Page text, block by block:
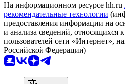
На информационном ресурсе hh.ru
рекомендательные технологии
предоставления информации на
и анализа сведений, относящихся
пользователей сети «Интернет»,
Российской Федерации)